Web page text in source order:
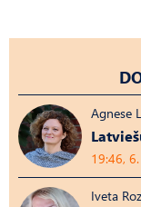
Agnese
19:46,
Iveta